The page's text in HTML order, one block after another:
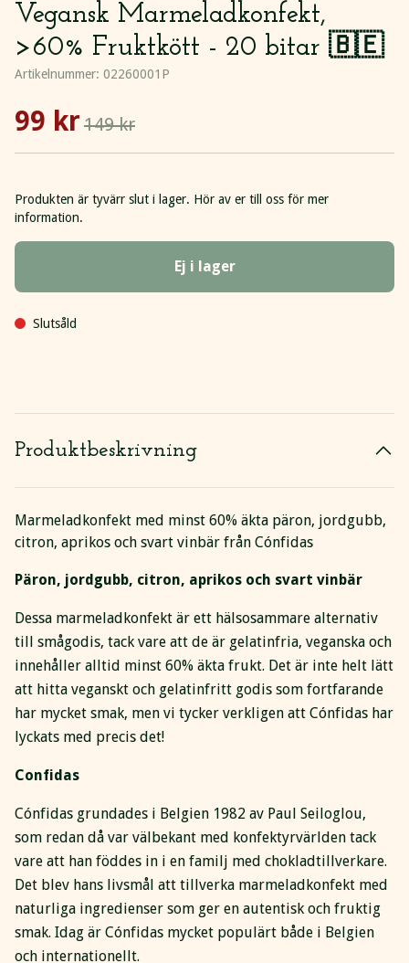
Vegansk Marmeladkonfekt,
>60% Fruktkött - 20 bitar 🇧🇪
Artikelnummer: 02260001P
99 kr 149 kr
Produkten är tyvärr slut i lager. Hör av er till oss för mer
information.
Ej i lager
Slutsåld
Produktbeskrivning
Marmeladkonfekt med minst 60% äkta päron, jordgubb,
citron, aprikos och svart vinbär från Cónfidas
Päron, jordgubb, citron, aprikos och svart vinbär
Dessa marmeladkonfekt är ett hälsosammare alternativ
till smågodis, tack vare att de är gelatinfria, veganska och
innehåller alltid minst 60% äkta frukt. Det är inte helt lätt
att hitta veganskt och gelatinfritt godis som fortfarande
har mycket smak, men vi tycker verkligen att Cónfidas har
lyckats med precis det!
Confidas
Cónfidas grundades i Belgien 1982 av Paul Seiloglou,
som redan då var välbekant med konfektyrvärlden tack
vare att han föddes in i en familj med chokladtillverkare.
Det blev hans livsmål att tillverka marmeladkonfekt med
naturliga ingredienser som ger en autentisk och fruktig
smak. Idag är Cónfidas mycket populärt både i Belgien
och internationellt.